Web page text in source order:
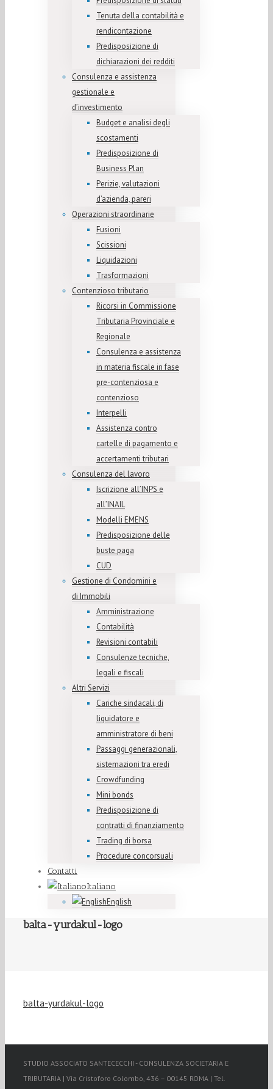
Tenuta della contabilità e
rendicontazione
Predisposizione di
dichiarazioni dei redditi
Consulenza e assistenza
gestionale e
d’investimento
Budget e analisi degli
scostamenti
Predisposizione di
Business Plan
Perizie, valutazioni
d’azienda, pareri
Operazioni straordinarie
Fusioni
Scissioni
Liquidazioni
Trasformazioni
Contenzioso tributario
Ricorsi in Commissione
Tributaria Provinciale e
Regionale
Consulenza e assistenza
in materia fiscale in fase
pre-contenziosa e
contenzioso
Interpelli
Assistenza contro
cartelle di pagamento e
accertamenti tributari
Consulenza del lavoro
Iscrizione all’INPS e
all’INAIL
Modelli EMENS
Predisposizione delle
buste paga
CUD
Gestione di Condomini e
di Immobili
Amministrazione
Contabilità
Revisioni contabili
Consulenze tecniche,
legali e fiscali
Altri Servizi
Cariche sindacali, di
liquidatore e
amministratore di beni
Passaggi generazionali,
sistemazioni tra eredi
Crowdfunding
Mini bonds
Predisposizione di
contratti di finanziamento
Trading di borsa
Procedure concorsuali
Contatti
Italiano
English
balta-yurdakul-logo
balta-yurdakul-logo
STUDIO ASSOCIATO SANTECECCHI - CONSULENZA SOCIETARIA E
TRIBUTARIA | Via Cristoforo Colombo, 436 – 00145 ROMA | Tel.